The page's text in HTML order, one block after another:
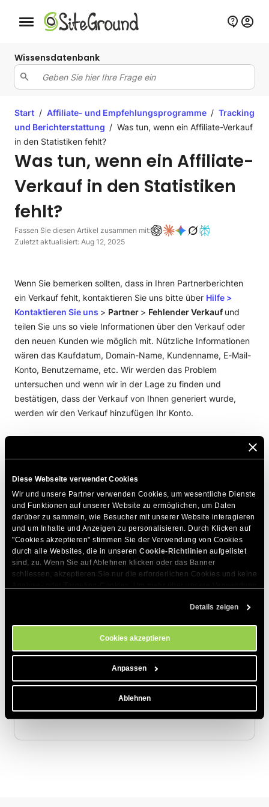
Diese Webseite verwendet Cookies
Wir und unsere Partner verwenden Cookies, um wesentliche Dienste
und Funktionen auf unserer Website zu ermöglichen, um Daten
darüber zu sammeln, wie Besucher mit unserer Website interagieren
und um Inhalte und Anzeigen zu personalisieren. Durch Klicken auf
"Cookies akzeptieren" stimmen Sie der Verwendung von Cookies
durch alle Websites, die in unseren Cookie-Richtlinien aufgelistet
sind, zu. Wenn Sie auf Ablehnen klicken oder das Banner
schliessen, akzeptieren Sie nur die erforderlichen Cookies und keine
. Sie können Ihre Cookie-Einstellungen jederzeit im
Details zeigen
Cookies akzeptieren
Anpassen
Ablehnen
Schaltfläche Mobile Navigation
Wissensdatenbank
Start / Affiliate- und Empfehlungsprogramme / Tracking
und Berichterstattung / Was tun, wenn ein Affiliate-Verkauf
in den Statistiken fehlt?
Was tun, wenn ein Affiliate-
Verkauf in den Statistiken
fehlt?
Fassen Sie diesen Artikel zusammen mit:
Zuletzt aktualisiert: Aug 12, 2025
Wenn Sie bemerken sollten, dass in Ihren Partnerberichten
ein Verkauf fehlt, kontaktieren Sie uns bitte über Hilfe >
Kontaktieren Sie uns > Partner > Fehlender Verkauf und
teilen Sie uns so viele Informationen über den Verkauf oder
den neuen Kunden wie möglich mit. Nützliche Informationen
wären das Kaufdatum, Domain-Name, Kundenname, E-Mail-
Konto, Benutzername, etc. Wir werden das Problem
untersuchen und wenn wir in der Lage zu finden und
bestätigen, dass der Verkauf von Ihnen generiert wurde,
werden wir den Verkauf hinzufügen Ihr Konto.
Zum Thema Passende Artikel
Wie kann ich meine Verkaufsaktivitäten und
Affiliate-Marketing und seine Vorteile
Was stellt der Konversion-Bericht dar?
überprüft?
Wo sind meine Partnerempfehlungen?